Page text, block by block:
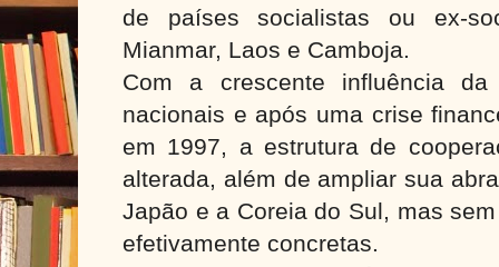
de países socialistas ou ex-
Mianmar, Laos e Camboja.
Com a crescente influência
nacionais e após uma crise
em 1997, a estrutura de
alterada, além de ampliar sua
Japão e a Coreia do Sul, mas
efetivamente concretas.